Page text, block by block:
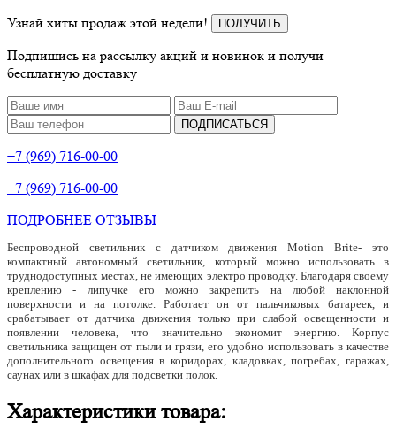
Узнай хиты продаж этой недели!
ПОЛУЧИТЬ
Подпишись на рассылку акций и новинок и получи
бесплатную доставку
ПОДПИСАТЬСЯ
+7 (969) 716-00-00
+7 (969) 716-00-00
ПОДРОБНЕЕ ОТЗЫВЫ
Беспроводной светильник с датчиком движения Motion Brite- это
компактный автономный светильник, который можно использовать в
труднодоступных местах, не имеющих электро проводку. Благодаря своему
креплению - липучке его можно закрепить на любой наклонной
поверхности и на потолке. Работает он от пальчиковых батареек, и
срабатывает от датчика движения только при слабой освещенности и
появлении человека, что значительно экономит энергию. Корпус
светильника защищен от пыли и грязи, его удобно использовать в качестве
дополнительного освещения в коридорах, кладовках, погребах, гаражах,
саунах или в шкафах для подсветки полок.
Характеристики товара: